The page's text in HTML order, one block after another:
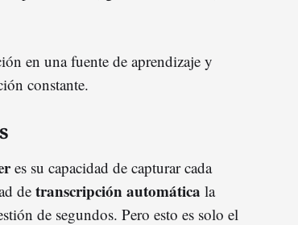
en una fuente de aprendizaje y
constante.
es su capacidad de capturar cada
de transcripción automática la
de segundos. Pero esto es solo el